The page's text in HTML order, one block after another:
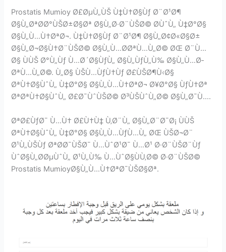
Prostatis Mumioy Ø£ØµÙ„ÙŠ Ù‡Ù†Ø§Ùƒ Ø¨Ø¹Ø¶
Ø§Ù„ØªØ­Ø°ÙŠØ±Ø§Øª Ø§Ù„Ø·Ø¨ÙŠØ© Ø­ÙˆÙ„ Ù‡Ø°Ø§
Ø§Ù„Ù…Ù†ØªØ¬. Ù‡Ù†Ø§Ùƒ Ø¨Ø¹Ø¶ Ø§Ù„Ø¢Ø«Ø§Ø±
Ø§Ù„Ø¬Ø§Ù†Ø¨ÙŠØ© Ø§Ù„Ù…Ø­ØªÙ…Ù„Ø© ØŒ Ø¨Ù…
Ø§ ÙÙŠ Ø°Ù„Ùƒ Ù…Ø´Ø§ÙƒÙ„ Ø§Ù„ÙƒÙ„Ù‰ Ø§Ù„Ù…Ø­
ØªÙ…Ù„Ø©. Ù„Ø§ ÙŠÙ…ÙƒÙ†Ùƒ Ø£ÙŠØ¶Ù‹Ø§
ØªÙ†Ø§ÙˆÙ„ Ù‡Ø°Ø§ Ø§Ù„Ù…Ù†ØªØ¬ Ø¥Ø°Ø§ ÙƒÙ†Øª
ØªØªÙ†Ø§ÙˆÙ„ Ø£Ø¯ÙˆÙŠØ© Ø³ÙŠÙˆÙ„Ø© Ø§Ù„Ø¯Ù….
ØªØ£ÙƒØ¯ Ù…Ù† Ø£Ù†Ù‡ Ù‚Ø¨Ù„ Ø§Ù„Ø¨Ø¯Ø¡ ÙÙŠ
ØªÙ†Ø§ÙˆÙ„ Ù‡Ø°Ø§ Ø§Ù„Ù…ÙƒÙ…Ù„ ØŒ ÙŠØ¬Ø¨
Ø¹Ù„ÙŠÙƒ ØªØ­Ø¯ÙŠØ¯ Ù…ÙˆØ¹Ø¯ Ù…Ø¹ Ø·Ø¨ÙŠØ¨Ùƒ
ÙˆØ§Ù„Ø­ØµÙˆÙ„ Ø¹Ù„Ù‰ Ù…ÙˆØ§ÙÙ‚Ø© Ø·Ø¨ÙŠØ©
Prostatis MumioyØ§Ù„Ù…Ù†ØªØ¯ÙŠØ§Øª.